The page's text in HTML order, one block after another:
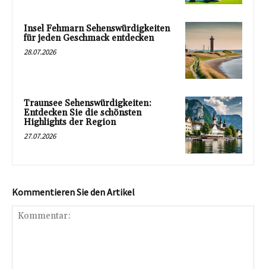
Insel Fehmarn Sehenswürdigkeiten
für jeden Geschmack entdecken
28.07.2026
Traunsee Sehenswürdigkeiten:
Entdecken Sie die schönsten
Highlights der Region
27.07.2026
Kommentieren Sie den Artikel